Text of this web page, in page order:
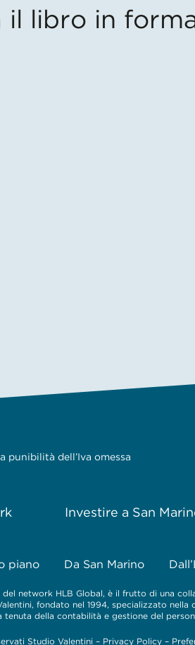
il libro in
punibilità dell’Iva omessa
Investire a San
piano Da San Marino
del network HLB Global, è il frutto di una
fondato nel 1994, specializzato
della contabilità e gestione del
Studio Valentini – Privacy Policy –